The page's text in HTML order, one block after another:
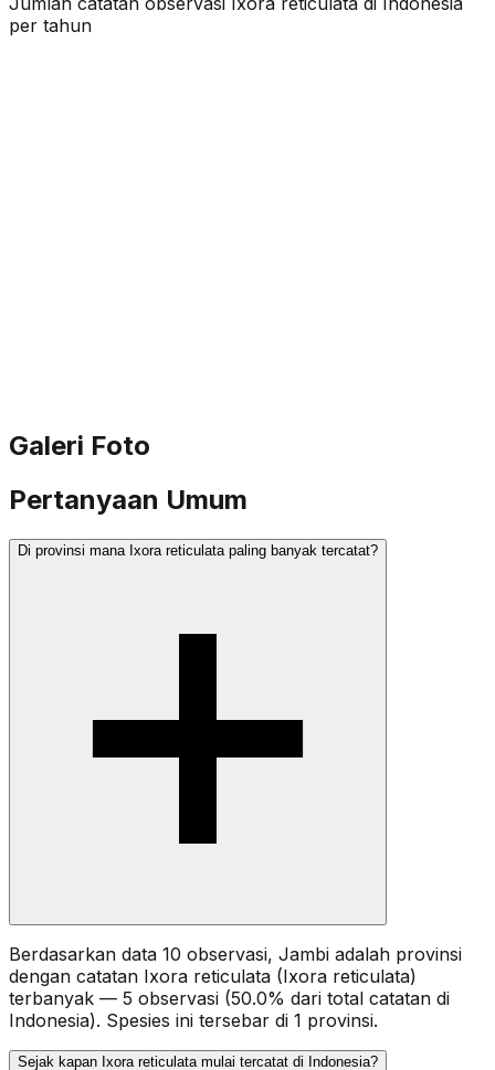
per tahun
Galeri Foto
Pertanyaan Umum
Di provinsi mana Ixora reticulata paling banyak tercatat?
Berdasarkan data 10 observasi, Jambi adalah provinsi
dengan catatan Ixora reticulata (Ixora reticulata)
terbanyak — 5 observasi (50.0% dari total catatan di
Indonesia). Spesies ini tersebar di 1 provinsi.
Sejak kapan Ixora reticulata mulai tercatat di Indonesia?